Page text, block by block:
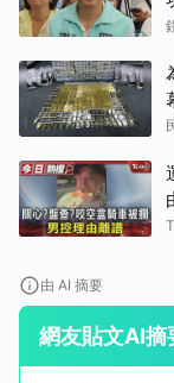
由 AI 摘要
網友貼文AI摘